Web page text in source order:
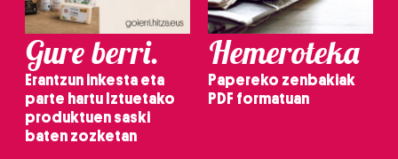
Gure berri.
Erantzun inkesta eta
parte hartu Iztuetako
produktuen saski
baten zozketan
Hemeroteka
Papereko zenbakiak
PDF formatuan